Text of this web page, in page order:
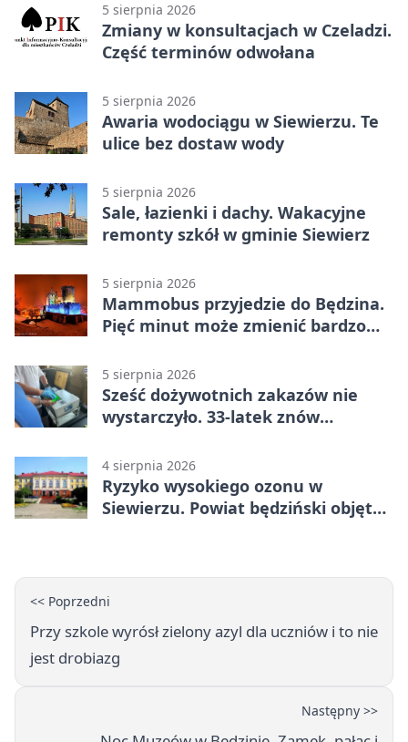
5 sierpnia 2026
Zmiany w konsultacjach w Czeladzi.
Część terminów odwołana
5 sierpnia 2026
Awaria wodociągu w Siewierzu. Te
ulice bez dostaw wody
5 sierpnia 2026
Sale, łazienki i dachy. Wakacyjne
remonty szkół w gminie Siewierz
5 sierpnia 2026
Mammobus przyjedzie do Będzina.
Pięć minut może zmienić bardzo
5 sierpnia 2026
Sześć dożywotnich zakazów nie
wystarczyło. 33-latek znów
4 sierpnia 2026
Ryzyko wysokiego ozonu w
Siewierzu. Powiat będziński objęty
<< Poprzedni
Przy szkole wyrósł zielony azyl dla uczniów i to nie
jest drobiazg
Następny >>